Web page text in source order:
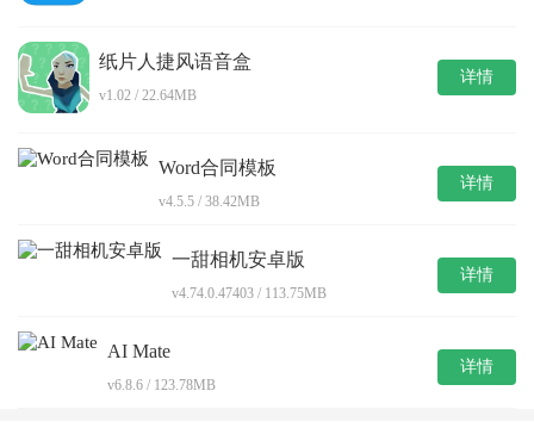
纸片人捷风语音盒
v1.02 / 22.64MB
详情
Word合同模板
v4.5.5 / 38.42MB
详情
一甜相机安卓版
v4.74.0.47403 / 113.75MB
详情
AI Mate
v6.8.6 / 123.78MB
详情